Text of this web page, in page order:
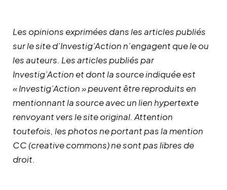
Les opinions exprimées dans les articles publiés
sur le site d’Investig’Action n’engagent que le ou
les auteurs. Les articles publiés par
Investig’Action et dont la source indiquée est
« Investig’Action » peuvent être reproduits en
mentionnant la source avec un lien hypertexte
renvoyant vers le site original. Attention
toutefois, les photos ne portant pas la mention
CC (creative commons) ne sont pas libres de
droit.